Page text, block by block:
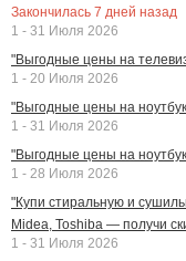
Закончилась 7 дней назад
1 - 31 Июля 2026
"Выгодные цены на
1 - 20 Июля 2026
"Выгодные цены на
1 - 31 Июля 2026
"Выгодные цены на
1 - 28 Июля 2026
"Купи стиральную и
Midea, Toshiba — получи
1 - 31 Июля 2026